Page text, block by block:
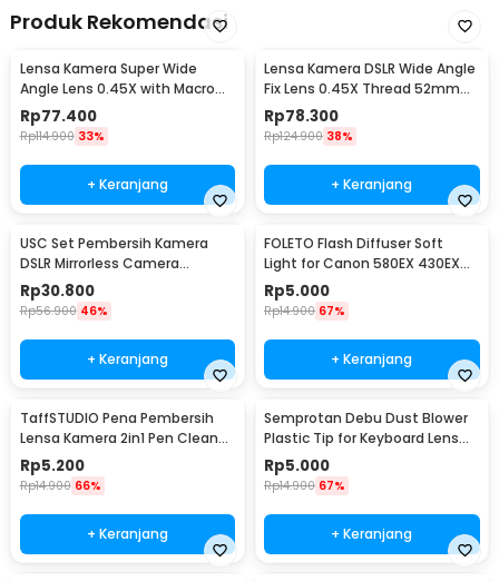
Produk Rekomendasi
Lensa Kamera Super Wide
Angle Lens 0.45X with Macro
58mm for Canon - S-DAL-0001
Rp77.400
Rp114.900 33%
+ Keranjang
Lensa Kamera DSLR Wide Angle
Fix Lens 0.45X Thread 52mm
with Macro
Rp78.300
Rp124.900 38%
+ Keranjang
USC Set Pembersih Kamera
DSLR Mirrorless Camera
Cleaning Kit - W346
Rp30.800
Rp56.900 46%
+ Keranjang
FOLETO Flash Diffuser Soft
Light for Canon 580EX 430EX
Nikon SB-800
Rp5.000
Rp14.900 67%
+ Keranjang
TaffSTUDIO Pena Pembersih
Lensa Kamera 2in1 Pen Cleaner
for Camera - LP-1
Rp5.200
Rp14.900 66%
+ Keranjang
Semprotan Debu Dust Blower
Plastic Tip for Keyboard Lens
Camera Watch - 1154
Rp5.000
Rp14.900 67%
+ Keranjang